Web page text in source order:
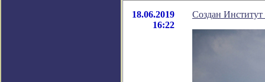
18.06.2019
16:22
Создан